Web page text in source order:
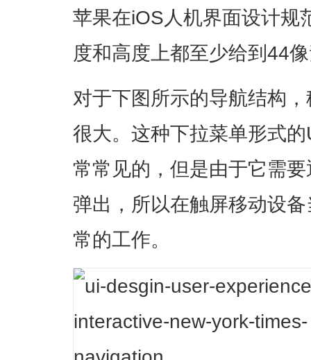
苹果在iOS人机界面设计规
度和高度上都至少给到44
对于下图所示的导航结构
很大。这种下拉菜单形式
常常见的，但是由于它需
弹出，所以在触屏移动设
常的工作。